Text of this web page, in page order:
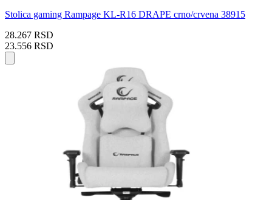
Stolica gaming Rampage KL-R16 DRAPE crno/crvena 38915
28.267 RSD
23.556 RSD